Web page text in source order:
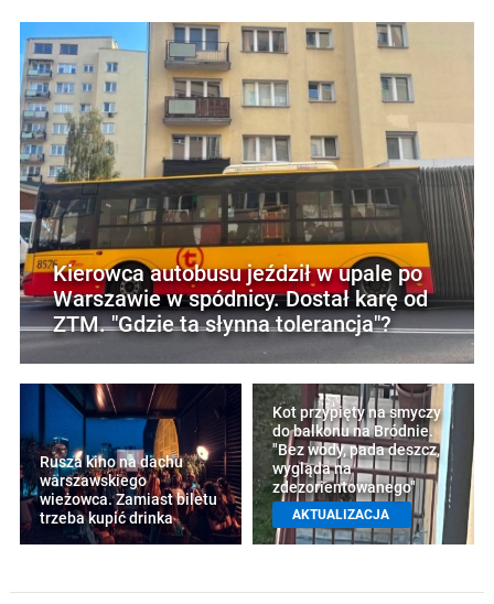
Kierowca autobusu jeździł w upale po
Warszawie w spódnicy. Dostał karę od
ZTM. "Gdzie ta słynna tolerancja"?
Rusza kino na dachu
warszawskiego
wieżowca. Zamiast biletu
trzeba kupić drinka
Kot przypięty na smyczy
do balkonu na Bródnie.
"Bez wody, pada deszcz,
wygląda na
zdezorientowanego"
AKTUALIZACJA